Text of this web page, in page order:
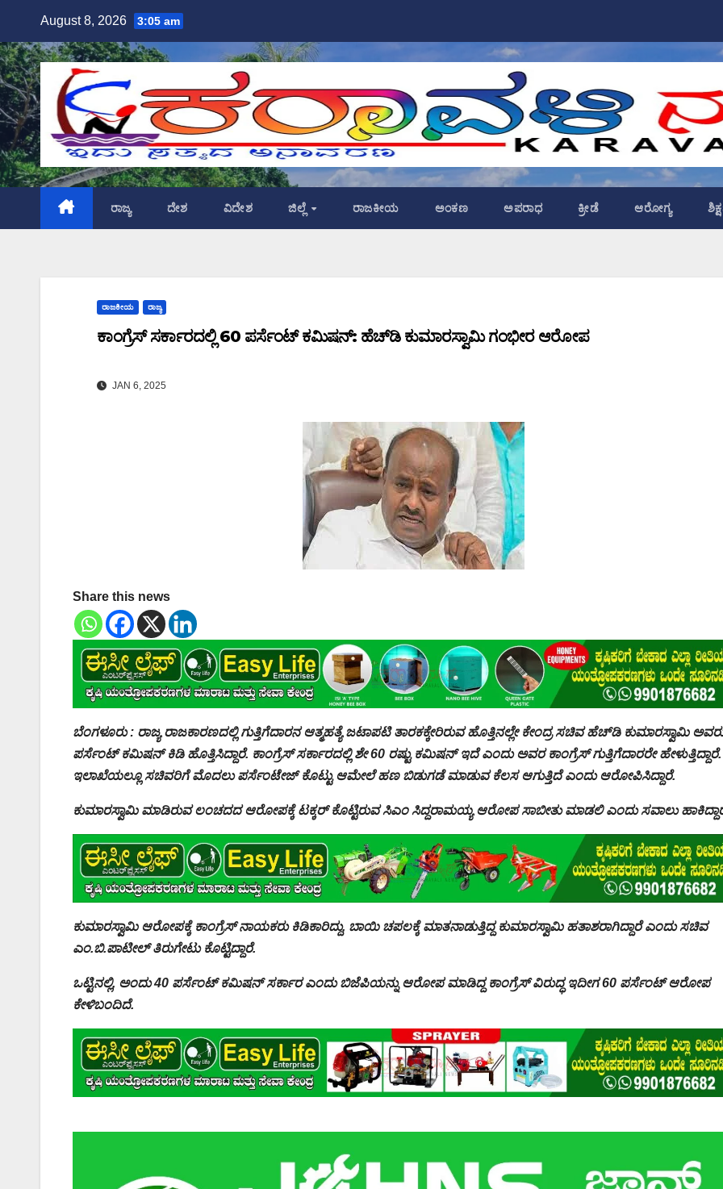
content
August 8, 2026 3:05 am
ರಾಜ್ಯ ದೇಶ ವಿದೇಶ ಜಿಲ್ಲೆ ರಾಜಕೀಯ ಅಂಕಣ ಅಪರಾಧ ಕ್ರೀಡೆ ಆರೋಗ್ಯ
ರಾಜಕೀಯ ರಾಜ್ಯ
ಕಾಂಗ್ರೆಸ್ ಸರ್ಕಾರದಲ್ಲಿ 60 ಪರ್ಸೆಂಟ್ ಕಮಿಷನ್: ಹೆಚ್​ಡಿ ಕುಮಾರಸ್ವಾಮಿ ಗಂಭೀರ ಆರೋಪ
JAN 6, 2025
Share this news
ಬೆಂಗಳೂರು : ರಾಜ್ಯ ರಾಜಕಾರಣದಲ್ಲಿ ಗುತ್ತಿಗೆದಾರನ ಆತ್ಮಹತ್ಯೆ ಜಟಾಪಟಿ ತಾರಕಕ್ಕೇರಿರುವ ಹೊತ್ತಿನಲ್ಲೇ ಕೇಂದ್ರ ಸಚಿವ ಹೆಚ್‌ಡಿ ಕುಮಾರಸ್ವಾಮಿ
ಪರ್ಸೆಂಟ್ ಕಮಿಷನ್ ಕಿಡಿ ಹೊತ್ತಿಸಿದ್ದಾರೆ. ಕಾಂಗ್ರೆಸ್ ಸರ್ಕಾರದಲ್ಲಿ ಶೇ 60 ರಷ್ಟು ಕಮಿಷನ್ ಇದೆ ಎಂದು ಅವರ ಕಾಂಗ್ರೆಸ್ ಗುತ್ತಿಗೆದಾರರೇ ಹೇಳುತ್ತಿದ್ದಾರೆ.
ಇಲಾಖೆಯಲ್ಲೂ ಸಚಿವರಿಗೆ ಮೊದಲು ಪರ್ಸೆಂಟೇಜ್ ಕೊಟ್ಟು ಆಮೇಲೆ ಹಣ ಬಿಡುಗಡೆ ಮಾಡುವ ಕೆಲಸ ಆಗುತ್ತಿದೆ ಎಂದು ಆರೋಪಿಸಿದ್ದಾರೆ.
ಕುಮಾರಸ್ವಾಮಿ ಮಾಡಿರುವ ಲಂಚದದ ಆರೋಪಕ್ಕೆ ಟಕ್ಕರ್ ಕೊಟ್ಟಿರುವ ಸಿಎಂ ಸಿದ್ದರಾಮಯ್ಯ ಆರೋಪ ಸಾಬೀತು ಮಾಡಲಿ ಎಂದು ಸವಾಲು
ಕುಮಾರಸ್ವಾಮಿ ಆರೋಪಕ್ಕೆ ಕಾಂಗ್ರೆಸ್ ನಾಯಕರು ಕಿಡಿಕಾರಿದ್ದು, ಬಾಯಿ ಚಪಲಕ್ಕೆ ಮಾತನಾಡುತ್ತಿದ್ದ ಕುಮಾರಸ್ವಾಮಿ ಹತಾಶರಾಗಿದ್ದಾರೆ ಎಂದು ಸಚಿವ
ಎಂ.ಬಿ.ಪಾಟೀಲ್ ತಿರುಗೇಟು ಕೊಟ್ಟಿದ್ದಾರೆ.
ಒಟ್ಟಿನಲ್ಲಿ, ಅಂದು 40 ಪರ್ಸೆಂಟ್ ಕಮಿಷನ್ ಸರ್ಕಾರ ಎಂದು ಬಿಜೆಪಿಯನ್ನು ಆರೋಪ ಮಾಡಿದ್ದ ಕಾಂಗ್ರೆಸ್ ವಿರುದ್ಧ ಇದೀಗ 60 ಪರ್ಸೆಂಟ್ ಆರೋಪ
ಕೇಳಿಬಂದಿದೆ.